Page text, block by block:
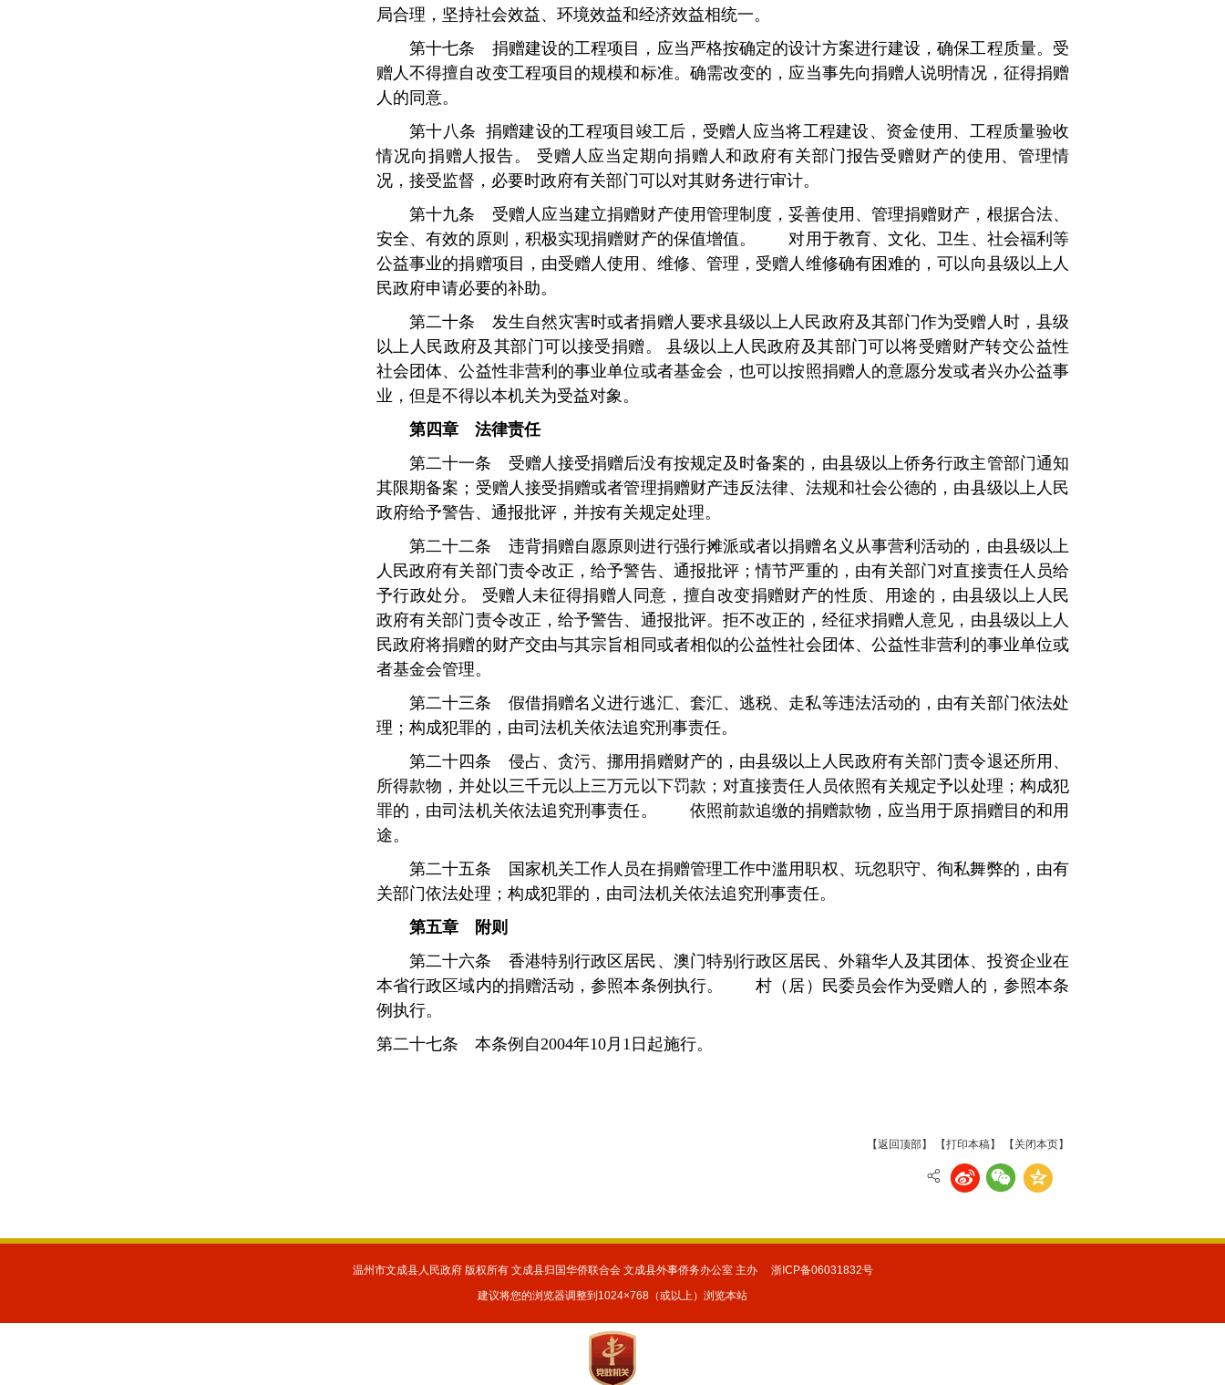
局合理，坚持社会效益、环境效益和经济效益相统一。
第十七条 捐赠建设的工程项目，应当严格按确定的设计方案进行建设，确保工程质量。受
赠人不得擅自改变工程项目的规模和标准。确需改变的，应当事先向捐赠人说明情况，征得捐赠
人的同意。
第十八条 捐赠建设的工程项目竣工后，受赠人应当将工程建设、资金使用、工程质量验收
情况向捐赠人报告。
受赠人应当定期向捐赠人和政府有关部门报告受赠财产的使用、管理情
况，接受监督，必要时政府有关部门可以对其财务进行审计。
第十九条 受赠人应当建立捐赠财产使用管理制度，妥善使用、管理捐赠财产，根据合法、
安全、有效的原则，积极实现捐赠财产的保值增值。 对用于教育、文化、卫生、社会福利等
公益事业的捐赠项目，由受赠人使用、维修、管理，受赠人维修确有困难的，可以向县级以上人
民政府申请必要的补助。
第二十条 发生自然灾害时或者捐赠人要求县级以上人民政府及其部门作为受赠人时，县级
以上人民政府及其部门可以接受捐赠。
县级以上人民政府及其部门可以将受赠财产转交公益性
社会团体、公益性非营利的事业单位或者基金会，也可以按照捐赠人的意愿分发或者兴办公益事
业，但是不得以本机关为受益对象。
第四章 法律责任
第二十一条 受赠人接受捐赠后没有按规定及时备案的，由县级以上侨务行政主管部门通知
其限期备案；受赠人接受捐赠或者管理捐赠财产违反法律、法规和社会公德的，由县级以上人民
政府给予警告、通报批评，并按有关规定处理。
第二十二条 违背捐赠自愿原则进行强行摊派或者以捐赠名义从事营利活动的，由县级以上
人民政府有关部门责令改正，给予警告、通报批评；情节严重的，由有关部门对直接责任人员给
予行政处分。
受赠人未征得捐赠人同意，擅自改变捐赠财产的性质、用途的，由县级以上人民
政府有关部门责令改正，给予警告、通报批评。拒不改正的，经征求捐赠人意见，由县级以上人
民政府将捐赠的财产交由与其宗旨相同或者相似的公益性社会团体、公益性非营利的事业单位或
者基金会管理。
第二十三条 假借捐赠名义进行逃汇、套汇、逃税、走私等违法活动的，由有关部门依法处
理；构成犯罪的，由司法机关依法追究刑事责任。
第二十四条 侵占、贪污、挪用捐赠财产的，由县级以上人民政府有关部门责令退还所用、
所得款物，并处以三千元以上三万元以下罚款；对直接责任人员依照有关规定予以处理；构成犯
罪的，由司法机关依法追究刑事责任。 依照前款追缴的捐赠款物，应当用于原捐赠目的和用
途。
第二十五条 国家机关工作人员在捐赠管理工作中滥用职权、玩忽职守、徇私舞弊的，由有
关部门依法处理；构成犯罪的，由司法机关依法追究刑事责任。
第五章 附则
第二十六条 香港特别行政区居民、澳门特别行政区居民、外籍华人及其团体、投资企业在
本省行政区域内的捐赠活动，参照本条例执行。 村（居）民委员会作为受赠人的，参照本条
例执行。
第二十七条 本条例自2004年10月1日起施行。
【返回顶部】 【打印本稿】 【关闭本页】
温州市文成县人民政府 版权所有 文成县归国华侨联合会 文成县外事侨务办公室 主办 浙ICP备06031832号
建议将您的浏览器调整到1024×768（或以上）浏览本站